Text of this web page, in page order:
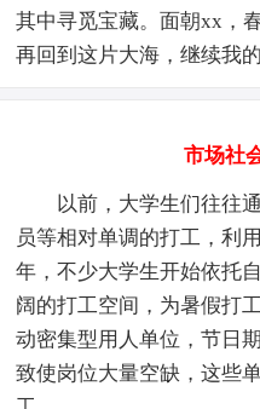
其中寻觅宝藏。面朝xx，
再回到这片大海，继续我
市场社
以前，大学生们往往通
员等相对单调的打工，利
年，不少大学生开始依托
阔的打工空间，为暑假打
动密集型用人单位，节日
致使岗位大量空缺，这些